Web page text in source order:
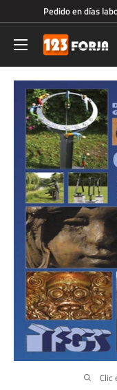
directamente
contenido
Pedido en días
123forja.es
Clic